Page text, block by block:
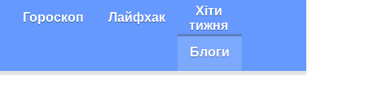
Гороскоп Лайфхак Хіти
тижня
Блоги